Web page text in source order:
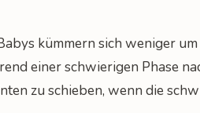
kümmern sich weniger
einer schwierigen Phase
zu schieben, wenn die